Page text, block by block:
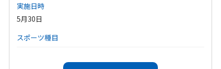
実施日時
5月30日
スポーツ種目